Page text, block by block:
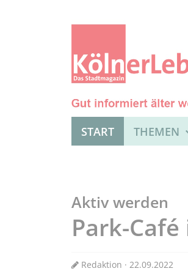
START THEMEN
Aktiv werden
Park-
Redaktion · 22.09.2022